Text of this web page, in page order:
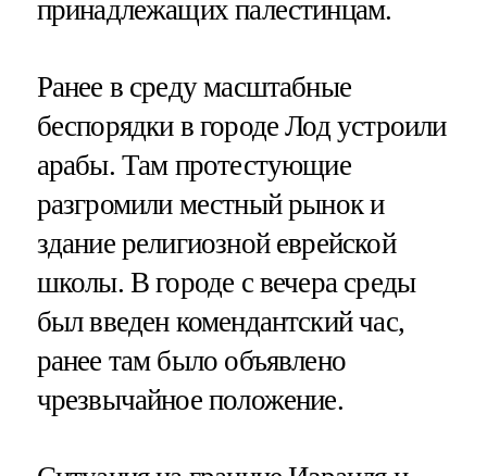
принадлежащих палестинцам.
Ранее в среду масштабные
беспорядки в городе Лод устроили
арабы. Там протестующие
разгромили местный рынок и
здание религиозной еврейской
школы. В городе с вечера среды
был введен комендантский час,
ранее там было объявлено
чрезвычайное положение.